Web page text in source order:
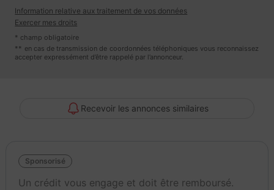
- Livraison
BMW X1 sDrive 18i 140 DKG7 automatique de 2018 - 99007 km
Couleur de l'extérieur : blanc normal
Options (notamment) :
Climatisation
Information relative aux traitement de vos données
Exercer mes droits
* champ obligatoire
** en cas de transmission de coordonnées téléphoniques vous reconnaissez
accepter expressément d’être rappelé par l’annonceur.
Recevoir les annonces similaires
Sponsorisé
Un crédit vous engage et doit être remboursé.